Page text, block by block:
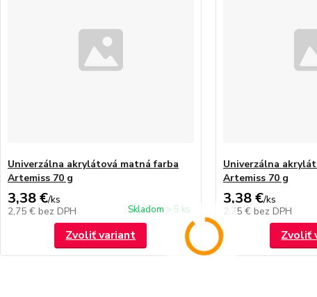
Univerzálna akrylátová matná farba
Artemiss 70 g
3,38 €/ks
2,75 € bez DPH Skladom > 5 ks
Zvoliť variant
Univerzálna
Artemiss 70 g
3,38 €/ks
2,75 € bez DPH
Zvoliť